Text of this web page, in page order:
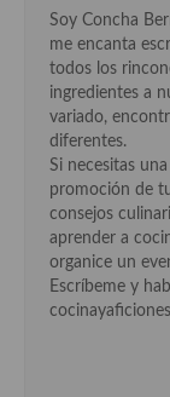
Cocina
Cocina Vasca
Cocina Europea
Cocina Alemana
Cocina Austriaca
Cocina Belga
Soy Concha
me encanta
todos los
ingredientes a
variado,
diferentes.
Si necesitas
promoción de
consejos
aprender a
organice un
Escríbeme y